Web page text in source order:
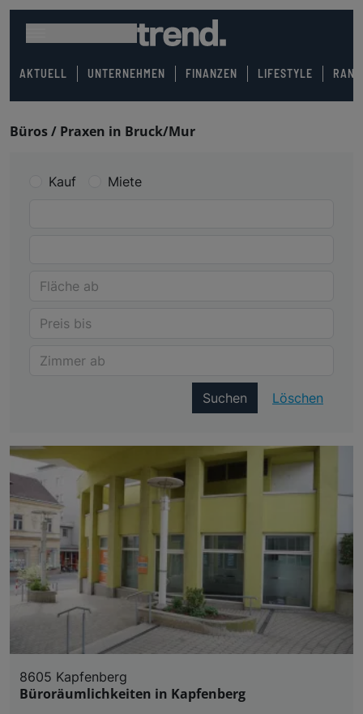
AKTUELL UNTERNEHMEN FINANZEN LIFESTYLE
Büros / Praxen in Bruck/Mur
Kauf Miete
Suchen Löschen
8605 Kapfenberg
Büroräumlichkeiten in Kapfenberg